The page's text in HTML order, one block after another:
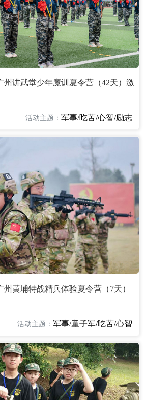
州讲武堂少年魔训夏令营（42天）激
活动主题： 军事/吃苦/心智/励志
州黄埔特战精兵体验夏令营（7天）
活动主题： 军事/童子军/吃苦/心智